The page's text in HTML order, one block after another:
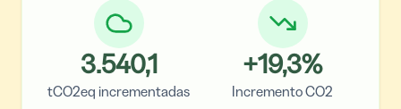
3.540,1
tCO2eq incrementadas
+19,3%
Incremento CO2